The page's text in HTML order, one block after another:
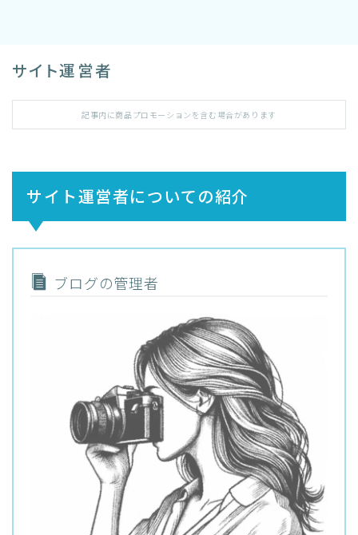
サイト運営者
記事内に商品プロモーションを含む場合があります
サイト運営者についての紹介
ブログの管理者